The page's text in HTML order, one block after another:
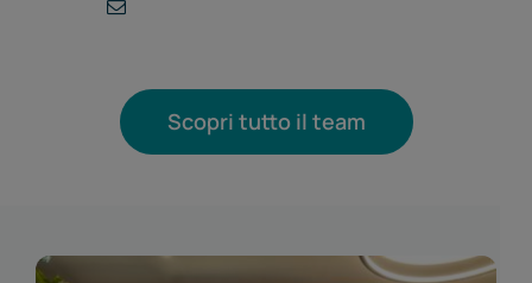
Scopri tutto il team